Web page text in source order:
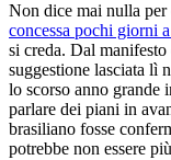
Non dice mai nulla per
concessa pochi giorni
si creda. Dal
suggestione lasciata lì
lo scorso anno grande
parlare dei piani in
brasiliano fosse
potrebbe non essere